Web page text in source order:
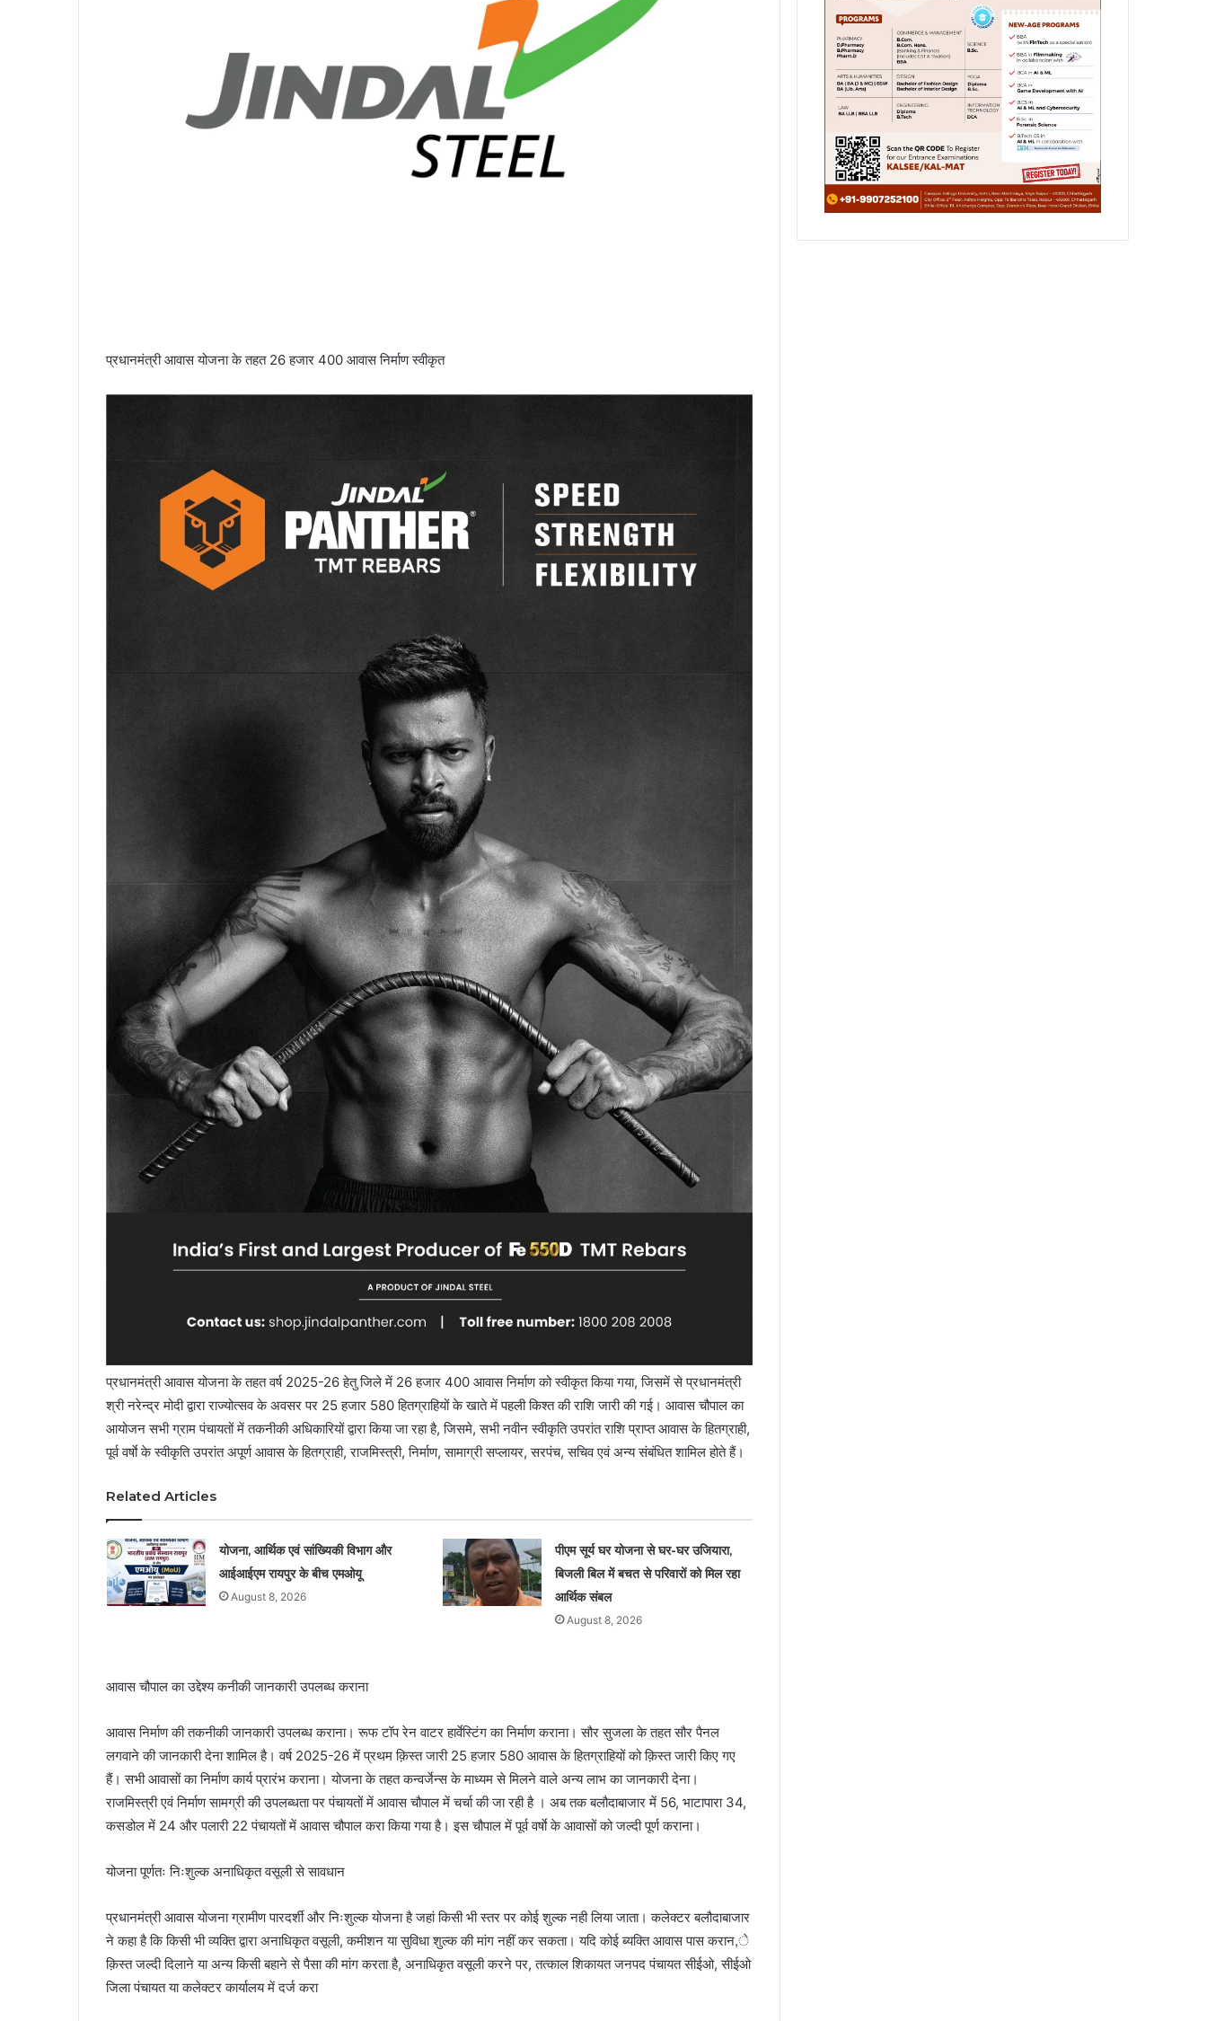
प्रधानमंत्री आवास योजना के तहत 26 हजार 400 आवास निर्माण स्वीकृत
प्रधानमंत्री आवास योजना के तहत वर्ष 2025-26 हेतु जिले में 26 हजार 400 आवास निर्माण को स्वीकृत किया गया, जिसमें से प्रधानमंत्री
श्री नरेन्द्र मोदी द्वारा राज्योत्सव के अवसर पर 25 हजार 580 हितग्राहियों के खाते में पहली किश्त की राशि जारी की गई। आवास चौपाल का
आयोजन सभी ग्राम पंचायतों में तकनीकी अधिकारियों द्वारा किया जा रहा है, जिसमे, सभी नवीन स्वीकृति उपरांत राशि प्राप्त आवास के हितग्राही,
पूर्व वर्षाे के स्वीकृति उपरांत अपूर्ण आवास के हितग्राही, राजमिस्त्री, निर्माण, सामाग्री सप्लायर, सरपंच, सचिव एवं अन्य संबंधित शामिल होते हैं।
Related Articles
योजना, आर्थिक एवं सांख्यिकी विभाग और
आईआईएम रायपुर के बीच एमओयू
August 8, 2026
पीएम सूर्य घर योजना से घर-घर उजियारा,
बिजली बिल में बचत से परिवारों को मिल रहा
आर्थिक संबल
August 8, 2026
आवास चौपाल का उद्देश्य कनीकी जानकारी उपलब्ध कराना
आवास निर्माण की तकनीकी जानकारी उपलब्ध कराना। रूफ टॉप रेन वाटर हार्वेस्टिंग का निर्माण कराना। सौर सुजला के तहत सौर पैनल
लगवाने की जानकारी देना शामिल है। वर्ष 2025-26 में प्रथम क़िस्त जारी 25 हजार 580 आवास के हितग्राहियों को क़िस्त जारी किए गए
हैं। सभी आवासों का निर्माण कार्य प्रारंभ कराना। योजना के तहत कन्वर्जेन्स के माध्यम से मिलने वाले अन्य लाभ का जानकारी देना।
राजमिस्त्री एवं निर्माण सामग्री की उपलब्धता पर पंचायतों में आवास चौपाल में चर्चा की जा रही है । अब तक बलौदाबाजार में 56, भाटापारा 34,
कसडोल में 24 और पलारी 22 पंचायतों में आवास चौपाल करा किया गया है। इस चौपाल में पूर्व वर्षाे के आवासों को जल्दी पूर्ण कराना।
योजना पूर्णतः निःशुल्क अनाधिकृत वसूली से सावधान
प्रधानमंत्री आवास योजना ग्रामीण पारदर्शी और निःशुल्क योजना है जहां किसी भी स्तर पर कोई शुल्क नही लिया जाता। कलेक्टर बलौदाबाजार
ने कहा है कि किसी भी व्यक्ति द्वारा अनाधिकृत वसूली, कमीशन या सुविधा शुल्क की मांग नहीं कर सकता। यदि कोई ब्यक्ति आवास पास करान,े
क़िस्त जल्दी दिलाने या अन्य किसी बहाने से पैसा की मांग करता है, अनाधिकृत वसूली करने पर, तत्काल शिकायत जनपद पंचायत सीईओ, सीईओ
जिला पंचायत या कलेक्टर कार्यालय में दर्ज करा